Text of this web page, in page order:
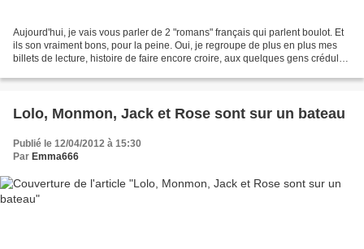
Aujourd'hui, je vais vous parler de 2 "romans" français qui parlent boulot. Et
ils son vraiment bons, pour la peine. Oui, je regroupe de plus en plus mes
billets de lecture, histoire de faire encore croire, aux quelques gens crédules
Lolo, Monmon, Jack et Rose sont sur un bateau
Publié le 12/04/2012 à 15:30
Par Emma666